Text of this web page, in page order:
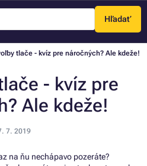
Hľadať
Menu
tlače - kvíz pre náročných? Ale kdeže!
- kvíz pre
Ale kdeže!
7. 2019
na ňu nechápavo pozeráte?